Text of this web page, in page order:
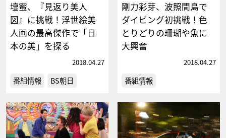
壇蜜、『見返り美人
図』に挑戦！浮世絵美
人画の最高傑作で「日
本の美」を探る
2018.04.27
番組情報 BS朝日
剛力彩芽、波照間島で
ダイビング初挑戦！色
とりどりの珊瑚や魚に
大興奮
2018.04.27
番組情報